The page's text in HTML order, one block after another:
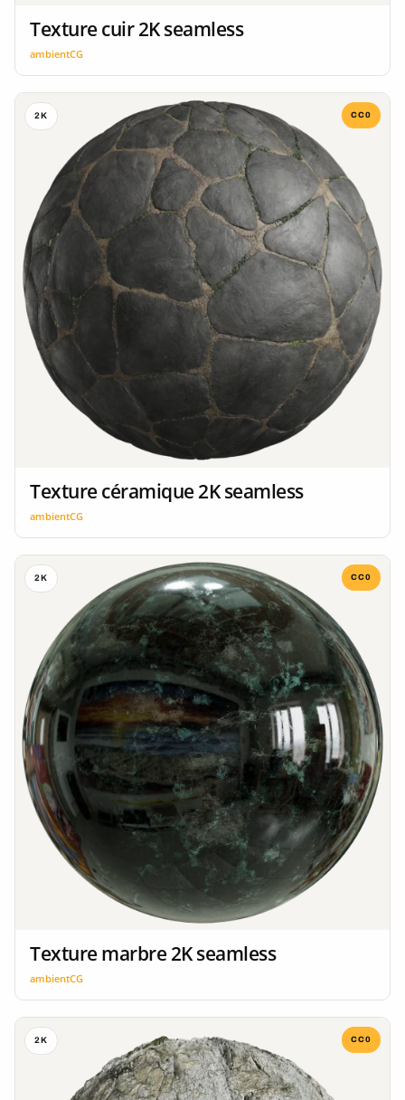
Texture cuir 2K seamless
ambientCG
2K CC0
Texture céramique 2K seamless
ambientCG
2K CC0
Texture marbre 2K seamless
ambientCG
2K CC0